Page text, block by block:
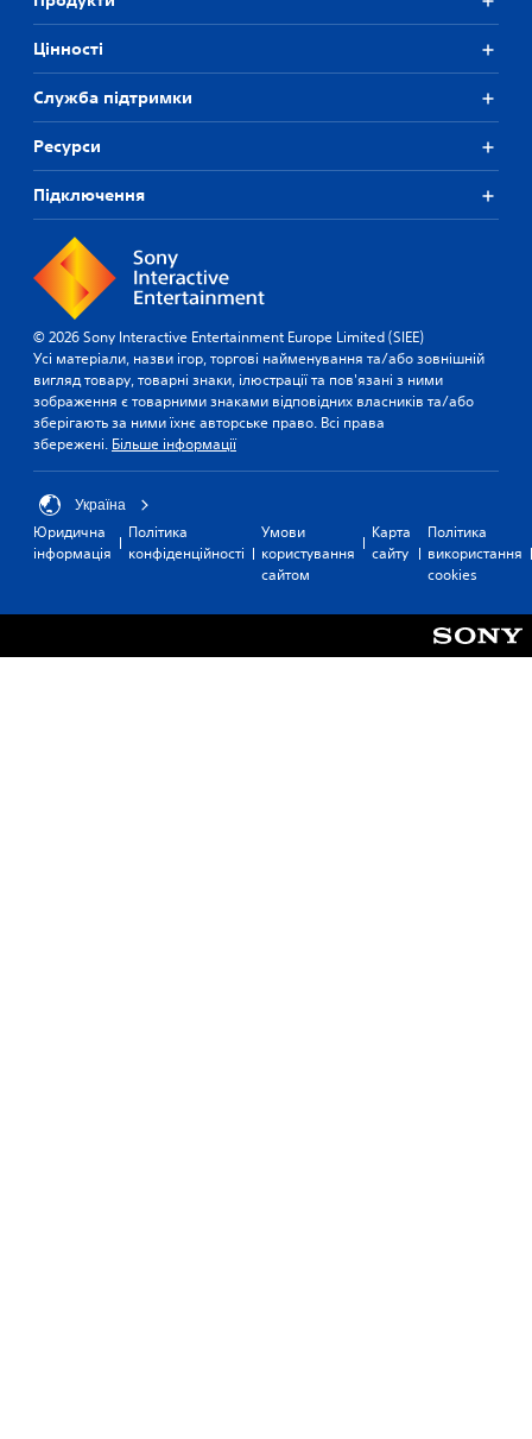
Цiнностi
Служба підтримки
Ресурси
Підключення
© 2026 Sony Interactive Entertainment Europe Limited (SIEE)
Усі матеріали, назви ігор, торгові найменування та/або зовнішній
вигляд товару, товарні знаки, ілюстрації та пов'язані з ними
зображення є товарними знаками відповідних власників та/або
зберігають за ними їхнє авторське право. Всі права
збережені. Більше інформації
Україна
Юридична
інформація
Політика
конфіденційності
Умови
користування
сайтом
Карта
сайту
Політика
використання
cookies